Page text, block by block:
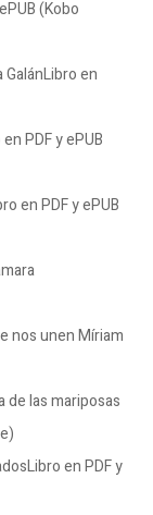
(Kobo
en
PDF y ePUB
en PDF y ePUB
nos unen Míriam
de las mariposas
en PDF y